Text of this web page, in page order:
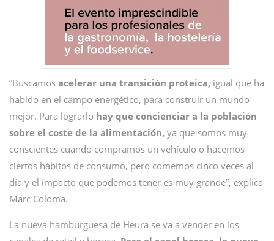
“Buscamos acelerar una transición proteica, igual que ha
habido en el campo energético, para construir un mundo
mejor. Para lograrlo hay que concienciar a la población
sobre el coste de la alimentación, ya que somos muy
conscientes cuando compramos un vehículo o hacemos
ciertos hábitos de consumo, pero comemos cinco veces al
día y el impacto que podemos tener es muy grande”, explica
Marc Coloma.
La nueva hamburguesa de Heura se va a vender en los